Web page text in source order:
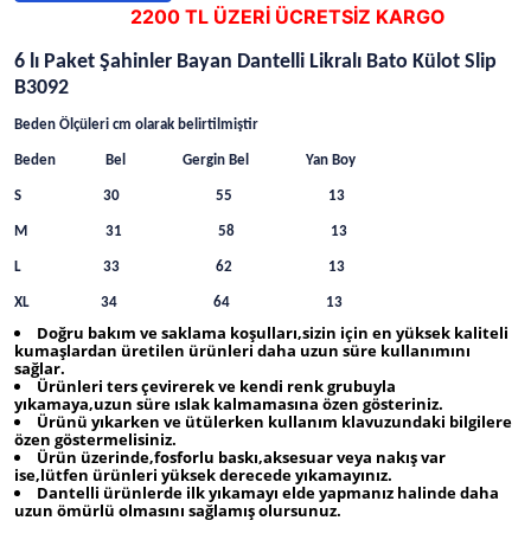
2200 TL ÜZERİ ÜCRETSİZ KARGO
6 lı Paket Şahinler Bayan Dantelli Likralı Bato Külot Slip
B3092
Beden Ölçüleri cm olarak belirtilmiştir
Beden Bel Gergin Bel Yan Boy
S 30 55 13
M 31 58 13
L 33 62 13
XL 34 64 13
Doğru bakım ve saklama koşulları,sizin için en yüksek kaliteli
kumaşlardan üretilen ürünleri daha uzun süre kullanımını
sağlar.
Ürünleri ters çevirerek ve kendi renk grubuyla
yıkamaya,uzun süre ıslak kalmamasına özen gösteriniz.
Ürünü yıkarken ve ütülerken kullanım klavuzundaki bilgilere
özen göstermelisiniz.
Ürün üzerinde,fosforlu baskı,aksesuar veya nakış var
ise,lütfen ürünleri yüksek derecede yıkamayınız.
Dantelli ürünlerde ilk yıkamayı elde yapmanız halinde daha
uzun ömürlü olmasını sağlamış olursunuz.